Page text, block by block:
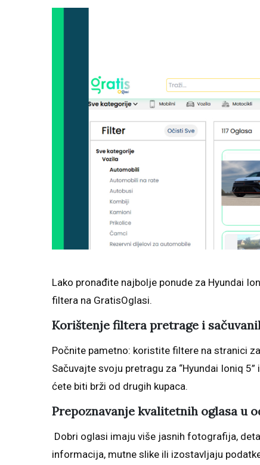
Lako pronađite najbolje ponude za Hyundai
filtera na GratisOglasi.
Korištenje filtera pretrage i
Počnite pametno: koristite filtere na stranici
Sačuvajte svoju pretragu za “Hyundai Ioniq
ćete biti brži od drugih kupaca.
Prepoznavanje kvalitetnih oglasa u
Dobri oglasi imaju više jasnih fotografija,
informacija, mutne slike ili izostavljaju